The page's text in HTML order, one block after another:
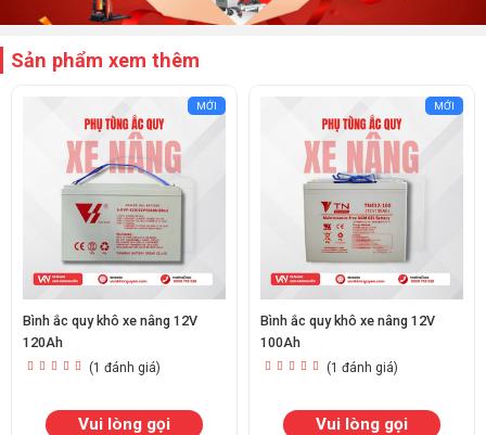
Sản phẩm xem thêm
MỚI
Bình ắc quy khô xe nâng 12V
120Ah
(1 đánh giá)
Vui lòng gọi
MỚI
Bình ắc quy khô xe nâng 12V
100Ah
(1 đánh giá)
Vui lòng gọi